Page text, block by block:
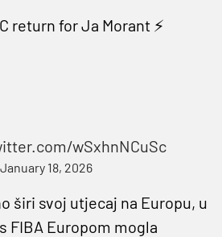
return for Ja Morant ⚡️
wSxhnNCuSc
January 18, 2026
širi svoj utjecaj na Europu, u
FIBA Europom mogla